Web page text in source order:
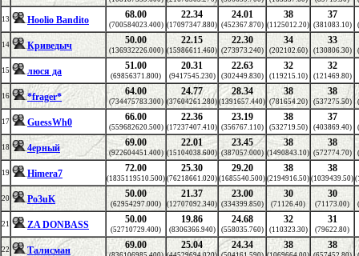
13 Hoolio Bandito 68.00
(700584023.400)
22.34
(17097347.880)
24.01
(452367.870)
38
(1125012.20)
37
(381083.10)
14 Криведыч 50.00
(136932226.000)
22.15
(15986611.460)
22.30
(273973.240)
34
(202102.60)
33
(130806.30)
15 люся да 51.00
(69856371.800)
20.31
(9417545.230)
22.63
(302449.830)
32
(119215.10)
32
(121469.80)
16 *frager* 64.00
(734475783.300)
24.77
(37604261.280)
28.34
(1391657.440)
38
(781654.20)
38
(537275.50)
17 GuessWh0 66.00
(559682620.500)
22.36
(17237407.410)
23.19
(356767.110)
38
(532719.50)
37
(403869.40)
18 4ерный 69.00
(922604451.400)
22.01
(15104038.600)
23.45
(387057.000)
38
(1490843.10)
38
(572774.70)
19 Himera7 72.00
(1835119510.500)
25.30
(76218661.020)
29.20
(1685540.500)
38
(2194916.50)
38
(1039439.50)
20 Po3uK 50.00
(62954297.000)
21.37
(12707092.340)
23.00
(334399.850)
30
(71126.40)
30
(71173.00)
21 ZA DONBASS 50.00
(52710729.400)
19.86
(8306366.940)
24.68
(558035.760)
32
(110323.30)
31
(79622.80)
22 Талисман 69.00 25.04 24.34 38 38